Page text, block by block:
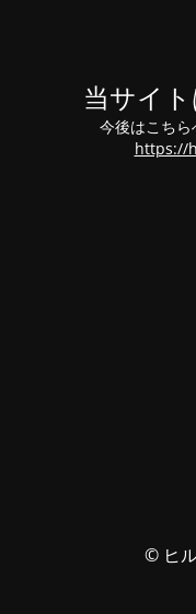
当サイト
今後はこちら
https://
© ヒ